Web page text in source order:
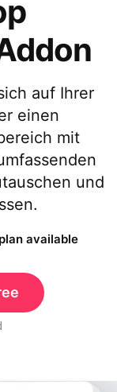
auf Ihrer
einen
mit
und
available